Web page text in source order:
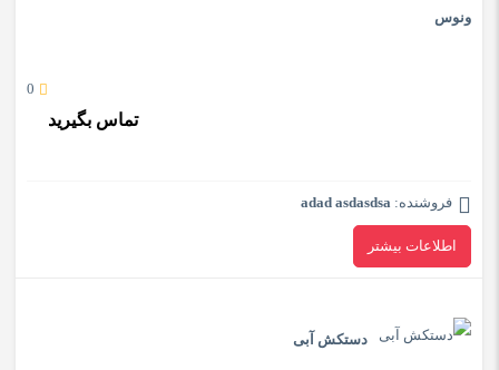
ونوس
0
تماس بگیرید
فروشنده: adad asdasdsa
اطلاعات بیشتر
دستکش آبی